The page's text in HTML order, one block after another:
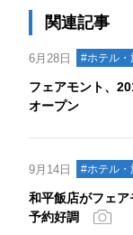
関連記事
6月28日 #ホテル・
フェアモント、
オープン
9月14日 #ホテル・
和平飯店がフェ
予約好調